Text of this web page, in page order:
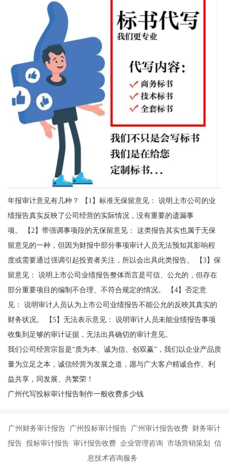
年报审计意见有几种？ 【1】标准无保留意见： 说明上市公司的业
绩报告真实反映了公司经营的实际情况，没有重要的遗漏事
项。 【2】带强调事项段的无保留意见： 这类报告其实也属于无保
留意见的一种，但因为财报中部分事项审计人员无法预知其影响程
度或需要通过强调引起投资者关注，所以会出具此类报告。 【3】保
留意见： 说明上市公司业绩报告整体而言是可信、公允的，但存在
部分重要项目的编制不合理、不符合规定的情况。 【4】否定意
见： 说明审计人员认为上市公司业绩报告不能公允的反映其真实的
财务状况。 【5】无法表示意见： 说明审计人员未能业绩报告事项
收集到足够的审计证据，无法出具确切的审计意见。
我们公司经营宗旨是“质为本、诚为信、创双赢”，我们以企业产品质
量为立足之本，诚信经营为发展之道，愿与广大客户精诚合作、利
益共享，同发展、共繁荣！
广州代写投标审计报告制作一般收费多少钱
广州财务审计报告 广州投标审计报告 广州审计报告收费 财务审计
报告 投标审计报告 审计报告收费 企业管理咨询 市场营销策划 信
息技术咨询服务